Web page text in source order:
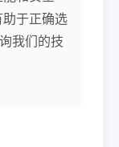
于正确选
我们的技